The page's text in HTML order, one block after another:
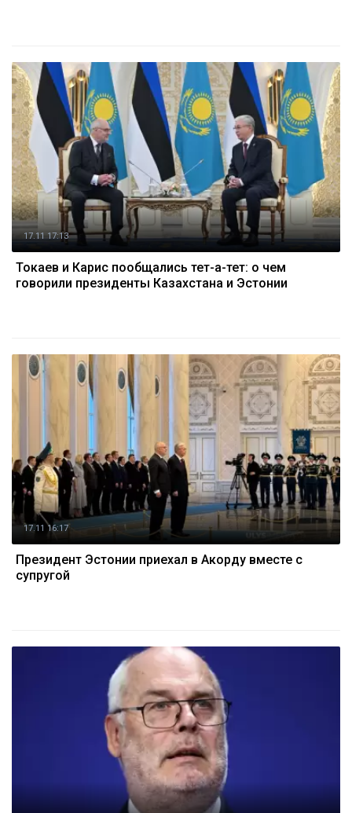
17.11 17:13
Токаев и Карис пообщались тет-а-тет: о чем
говорили президенты Казахстана и Эстонии
17.11 16:17
Президент Эстонии приехал в Акорду вместе с
супругой